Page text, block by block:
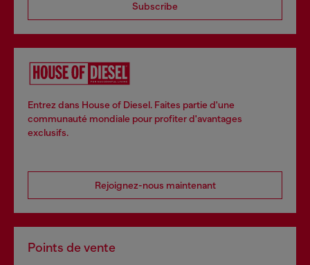
Subscribe
Entrez dans House of Diesel. Faites partie d'une
communauté mondiale pour profiter d'avantages
exclusifs.
Rejoignez-nous maintenant
Points de vente